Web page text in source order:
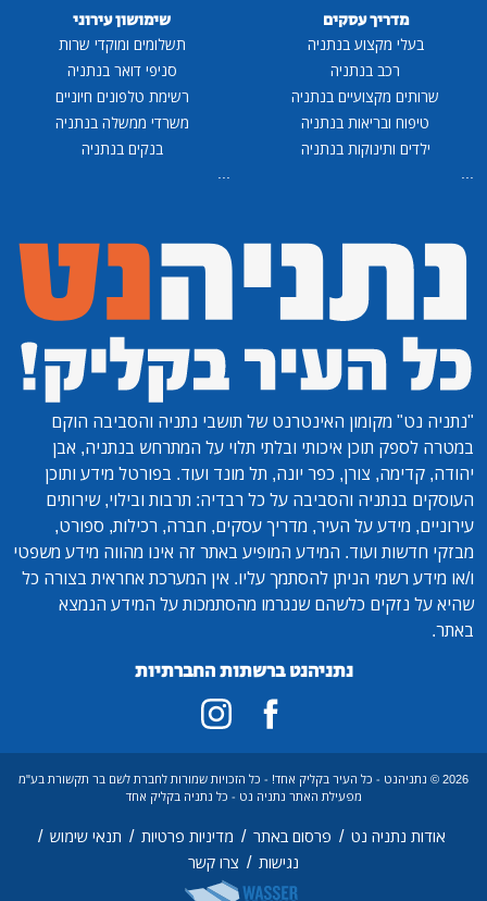
מדריך עסקים
בעלי מקצוע בנתניה
רכב בנתניה
שרותים מקצועיים בנתניה
טיפוח ובריאות בנתניה
ילדים ותינוקות בנתניה
...
שימושון עירוני
תשלומים ומוקדי שרות
סניפי דואר בנתניה
רשימת טלפונים חיוניים
משרדי ממשלה בנתניה
בנקים בנתניה
...
"נתניה נט" מקומון האינטרנט של תושבי נתניה והסביבה הוקם
במטרה לספק תוכן איכותי ובלתי תלוי על המתרחש בנתניה, אבן
יהודה, קדימה, צורן, כפר יונה, תל מונד ועוד. בפורטל מידע ותוכן
העוסקים בנתניה והסביבה על כל רבדיה: תרבות ובילוי, שירותים
עירוניים, מידע על העיר, מדריך עסקים, חברה, רכילות, ספורט,
מבזקי חדשות ועוד. המידע המופיע באתר זה אינו מהווה מידע משפטי
ו/או מידע רשמי הניתן להסתמך עליו. אין המערכת אחראית בצורה כל
שהיא על נזקים כלשהם שנגרמו מהסתמכות על המידע הנמצא
באתר.
נתניהנט ברשתות החברתיות
2026 © נתניהנט - כל העיר בקליק אחד! - כל הזכויות שמורות לחברת לשם בר תקשורת בע"מ
מפעילת האתר נתניה נט - כל נתניה בקליק אחד
אודות נתניה נט / פרסום באתר / מדיניות פרטיות / תנאי שימוש /
נגישות / צרו קשר